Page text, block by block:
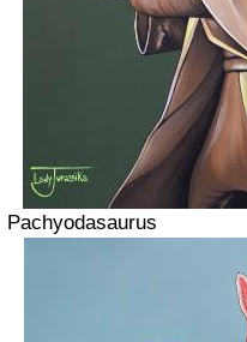
Pachyodasaurus